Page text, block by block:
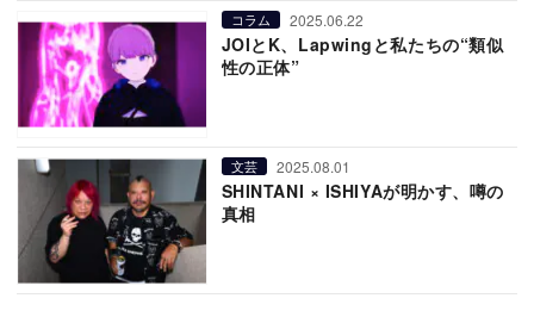
コラム 2025.06.22
JOIとK、Lapwingと私たちの“類似
性の正体”
文芸 2025.08.01
SHINTANI × ISHIYAが明かす、噂の
真相